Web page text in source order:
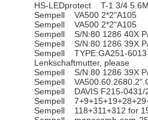
HS-LEDprotect T-1 3/4
Sempell VA500 2*2"A105
Sempell VA500 2*2"A105
Sempell S/N:80 1286 40X
Sempell S/N:80 1286 39X
Sempell TYPE:GA251-6013
Lenkschaftmutter, please
Sempell S/N:80 1286 39X
Sempell
Sempell DAVIS F215-0431/
Sempell
Sempell 118+311+312 for